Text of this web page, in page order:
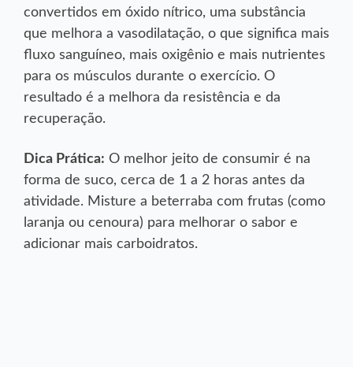
convertidos em óxido nítrico, uma substância
que melhora a vasodilatação, o que significa mais
fluxo sanguíneo, mais oxigênio e mais nutrientes
para os músculos durante o exercício. O
resultado é a melhora da resistência e da
recuperação.
Dica Prática: O melhor jeito de consumir é na
forma de suco, cerca de 1 a 2 horas antes da
atividade. Misture a beterraba com frutas (como
laranja ou cenoura) para melhorar o sabor e
adicionar mais carboidratos.